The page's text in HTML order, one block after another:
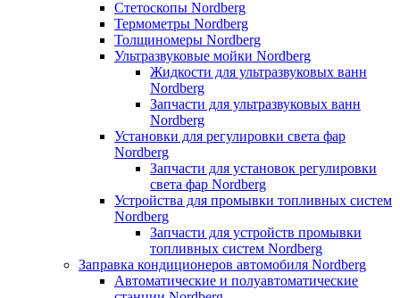
Стетоскопы Nordberg
Термометры Nordberg
Толщиномеры Nordberg
Ультразвуковые мойки Nordberg
Жидкости для ультразвуковых ванн
Nordberg
Запчасти для ультразвуковых ванн
Nordberg
Установки для регулировки света фар
Nordberg
Запчасти для установок регулировки
света фар Nordberg
Устройства для промывки топливных систем
Nordberg
Запчасти для устройств промывки
топливных систем Nordberg
Заправка кондиционеров автомобиля Nordberg
Автоматические и полуавтоматические